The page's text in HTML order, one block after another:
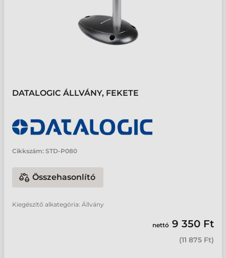
DATALOGIC ÁLLVÁNY, FEKETE
Cikkszám: STD-P080
Összehasonlító
Kiegészítő alkategória: Állvány
nettó 9 350 Ft
(11 875 Ft)